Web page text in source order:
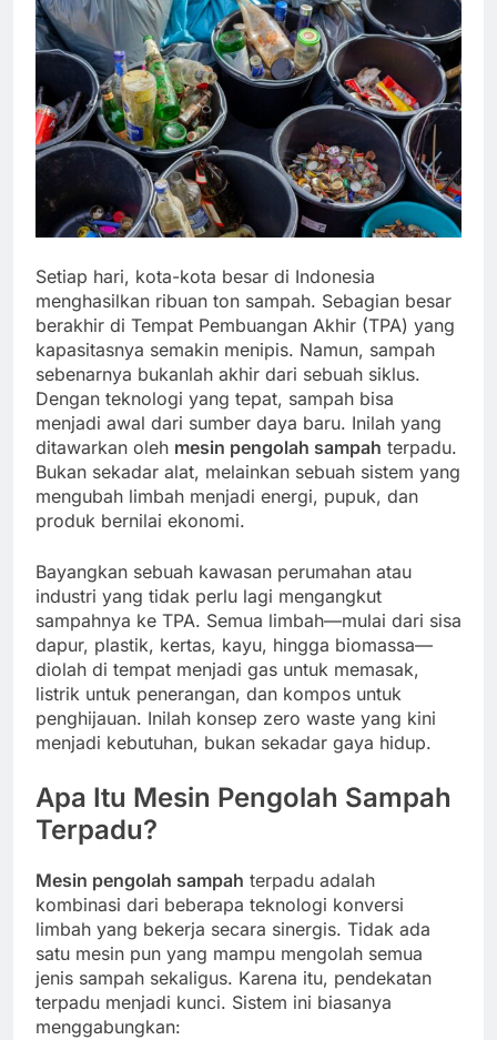
Setiap hari, kota-kota besar di Indonesia
menghasilkan ribuan ton sampah. Sebagian besar
berakhir di Tempat Pembuangan Akhir (TPA) yang
kapasitasnya semakin menipis. Namun, sampah
sebenarnya bukanlah akhir dari sebuah siklus.
Dengan teknologi yang tepat, sampah bisa
menjadi awal dari sumber daya baru. Inilah yang
ditawarkan oleh mesin pengolah sampah terpadu.
Bukan sekadar alat, melainkan sebuah sistem yang
mengubah limbah menjadi energi, pupuk, dan
produk bernilai ekonomi.
Bayangkan sebuah kawasan perumahan atau
industri yang tidak perlu lagi mengangkut
sampahnya ke TPA. Semua limbah—mulai dari sisa
dapur, plastik, kertas, kayu, hingga biomassa—
diolah di tempat menjadi gas untuk memasak,
listrik untuk penerangan, dan kompos untuk
penghijauan. Inilah konsep zero waste yang kini
menjadi kebutuhan, bukan sekadar gaya hidup.
Apa Itu Mesin Pengolah Sampah
Terpadu?
Mesin pengolah sampah terpadu adalah
kombinasi dari beberapa teknologi konversi
limbah yang bekerja secara sinergis. Tidak ada
satu mesin pun yang mampu mengolah semua
jenis sampah sekaligus. Karena itu, pendekatan
terpadu menjadi kunci. Sistem ini biasanya
menggabungkan: